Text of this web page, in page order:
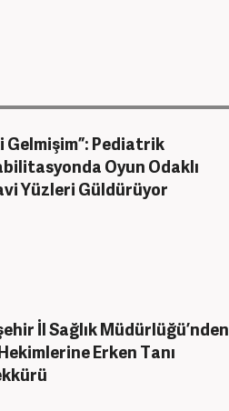
Gelmişim”: Pediatrik
Oyun Odaklı
Yüzleri Güldürüyor
İl Sağlık Müdürlüğü’nden
Erken Tanı